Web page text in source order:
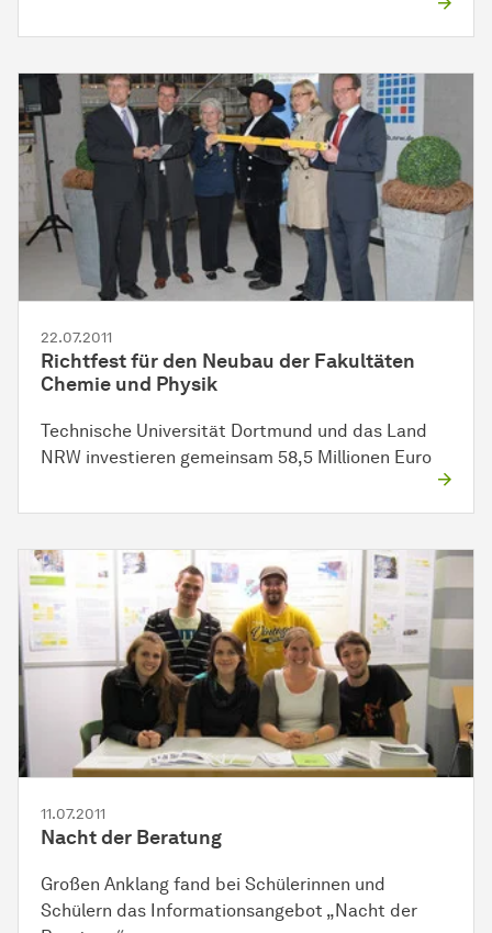
22.07.2011
Richtfest für den Neubau der Fakultäten
Chemie und Physik
Technische Universität Dortmund und das Land
NRW investieren gemeinsam 58,5 Millionen Euro
11.07.2011
Nacht der Beratung
Großen Anklang fand bei Schülerinnen und
Schülern das Informationsangebot „Nacht der